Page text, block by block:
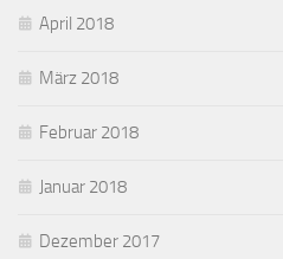
April 2018
März 2018
Februar 2018
Januar 2018
Dezember 2017